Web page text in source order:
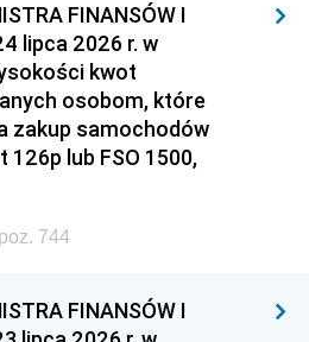
FINANSÓW I
lipca 2026 r. w
kwot
osobom, które
zakup samochodów
lub FSO 1500,
744
FINANSÓW I